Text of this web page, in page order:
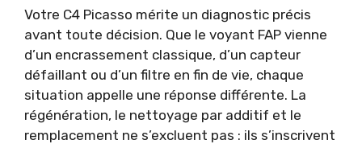
Votre C4 Picasso mérite un diagnostic précis
avant toute décision. Que le voyant FAP vienne
d’un encrassement classique, d’un capteur
défaillant ou d’un filtre en fin de vie, chaque
situation appelle une réponse différente. La
régénération, le nettoyage par additif et le
remplacement ne s’excluent pas : ils s’inscrivent